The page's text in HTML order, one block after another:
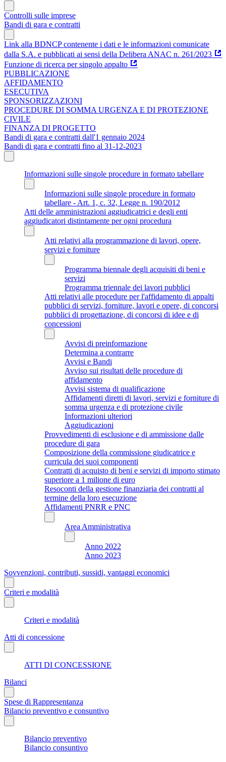
Controlli sulle imprese
Bandi di gara e contratti
Link alla BDNCP contenente i dati e le informazioni comunicate
dalla S.A. e pubblicati ai sensi della Delibera ANAC n. 261/2023
Funzione di ricerca per singolo appalto
PUBBLICAZIONE
AFFIDAMENTO
ESECUTIVA
SPONSORIZZAZIONI
PROCEDURE DI SOMMA URGENZA E DI PROTEZIONE
CIVILE
FINANZA DI PROGETTO
Bandi di gara e contratti dall'1 gennaio 2024
Bandi di gara e contratti fino al 31-12-2023
Informazioni sulle singole procedure in formato tabellare
Informazioni sulle singole procedure in formato
tabellare - Art. 1, c. 32, Legge n. 190/2012
Atti delle amministrazioni aggiudicatrici e degli enti
aggiudicatori distintamente per ogni procedura
Atti relativi alla programmazione di lavori, opere,
servizi e forniture
Programma biennale degli acquisiti di beni e
servizi
Programma triennale dei lavori pubblici
Atti relativi alle procedure per l'affidamento di appalti
pubblici di servizi, forniture, lavori e opere, di concorsi
pubblici di progettazione, di concorsi di idee e di
concessioni
Avvisi di preinformazione
Determina a contrarre
Avvisi e Bandi
Avviso sui risultati delle procedure di
affidamento
Avvisi sistema di qualificazione
Affidamenti diretti di lavori, servizi e forniture di
somma urgenza e di protezione civile
Informazioni ulteriori
Aggiudicazioni
Provvedimenti di esclusione e di ammissione dalle
procedure di gara
Composizione della commissione giudicatrice e
curricula dei suoi componenti
Contratti di acquisto di beni e servizi di importo stimato
superiore a 1 milione di euro
Resoconti della gestione finanziaria dei contratti al
termine della loro esecuzione
Affidamenti PNRR e PNC
Area Amministrativa
Anno 2022
Anno 2023
Sovvenzioni, contributi, sussidi, vantaggi economici
Criteri e modalità
Criteri e modalità
Atti di concessione
ATTI DI CONCESSIONE
Bilanci
Spese di Rappresentanza
Bilancio preventivo e consuntivo
Bilancio preventivo
Bilancio consuntivo